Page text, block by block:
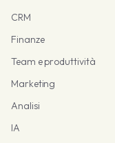
CRM
Finanze
Team e produttività
Marketing
Analisi
IA